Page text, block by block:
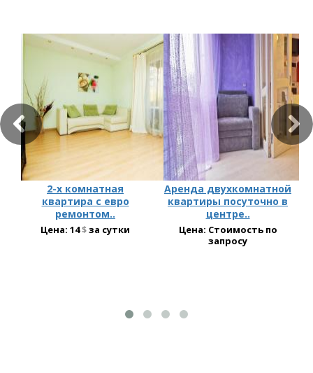
2-х комнатная
квартира с евро
ремонтом..
Цена: 14$за сутки
Аренда двухкомнатной
квартиры посуточно в
центре..
Цена: Стоимость по
запросу